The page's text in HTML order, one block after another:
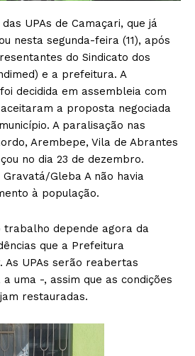
UPAs de Camaçari, que já
nesta segunda-feira (11), após
do Sindicato dos
e a prefeitura. A
decidida em assembleia com
a proposta negociada
A paralisação nas
Arembepe, Vila de Abrantes
no dia 23 de dezembro.
Gleba A não havia
à população.
depende agora da
que a Prefeitura
As UPAs serão reabertas
uma -, assim que as condições
restauradas.